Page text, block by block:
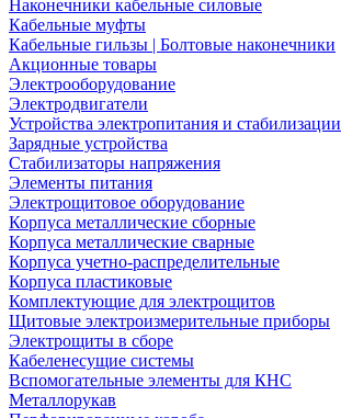
Наконечники кабельные силовые
Кабельные муфты
Кабельные гильзы | Болтовые наконечники
Акционные товары
Электрооборудование
Электродвигатели
Устройства электропитания и стабилизации
Зарядные устройства
Стабилизаторы напряжения
Элементы питания
Электрощитовое оборудование
Корпуса металлические сборные
Корпуса металлические сварные
Корпуса учетно-распределительные
Корпуса пластиковые
Комплектующие для электрощитов
Щитовые электроизмерительные приборы
Электрощиты в сборе
Кабеленесущие системы
Вспомогательные элементы для КНС
Металлорукав